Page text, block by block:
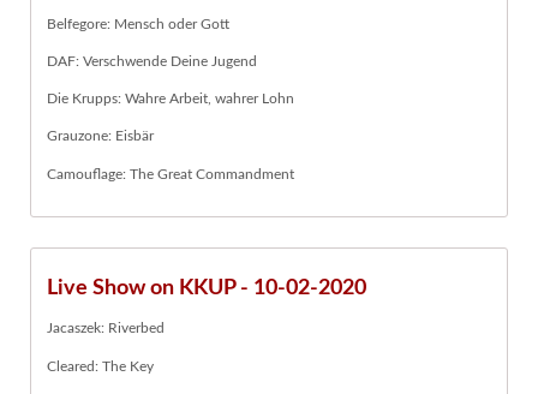
Belfegore: Mensch oder Gott
DAF: Verschwende Deine Jugend
Die Krupps: Wahre Arbeit, wahrer Lohn
Grauzone: Eisbär
Camouflage: The Great Commandment
Live Show on KKUP - 10-02-2020
Jacaszek: Riverbed
Cleared: The Key